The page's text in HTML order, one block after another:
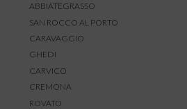
ABBIATEGRASSO
SAN ROCCO AL PORTO
CARAVAGGIO
GHEDI
CARVICO
CREMONA
ROVATO